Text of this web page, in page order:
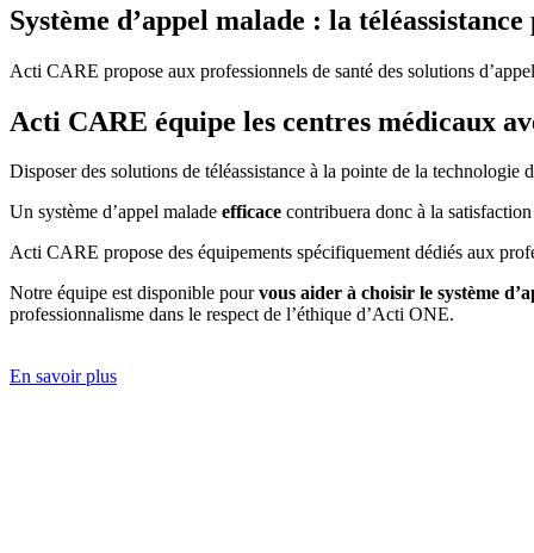
Système d’appel malade : la téléassistance
Acti CARE propose aux professionnels de santé des solutions
Acti CARE équipe les centres médicaux
Disposer des solutions de téléassistance à la pointe de la technologie
Un système d’appel malade efficace contribuera donc à la
Acti CARE propose des équipements spécifiquement dédiés aux
Notre équipe est disponible pourvous aider à choisir le système
professionnalisme dans le respect de l’éthique d’Acti ONE.
En savoir plus